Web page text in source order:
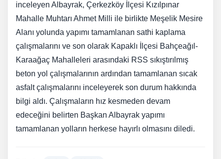
inceleyen Albayrak, Çerkezköy İlçesi Kızılpınar
Mahalle Muhtarı Ahmet Milli ile birlikte Meşelik Mesire
Alanı yolunda yapımı tamamlanan sathi kaplama
çalışmalarını ve son olarak Kapaklı İlçesi Bahçeağıl-
Karaağaç Mahalleleri arasındaki RSS sıkıştırılmış
beton yol çalışmalarının ardından tamamlanan sıcak
asfalt çalışmalarını inceleyerek son durum hakkında
bilgi aldı. Çalışmaların hız kesmeden devam
edeceğini belirten Başkan Albayrak yapımı
tamamlanan yolların herkese hayırlı olmasını diledi.